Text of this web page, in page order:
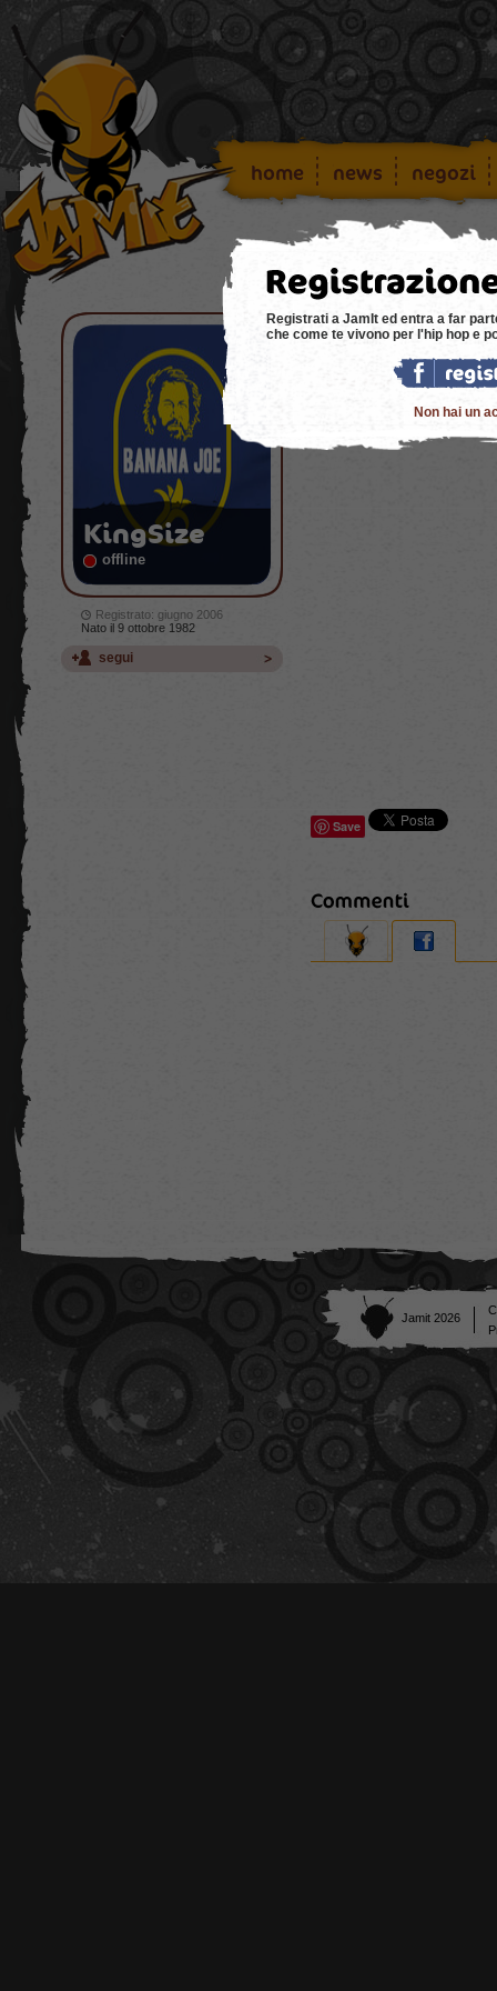
home news negozi
KingSize
offline
Registrato: giugno 2006
Nato il 9 ottobre 1982
segui
Jazzmatazz
Save
Jamit 2026
Registrati a JamIt ed entra a far
che come te vivono per l'hip hop e
Non hai un